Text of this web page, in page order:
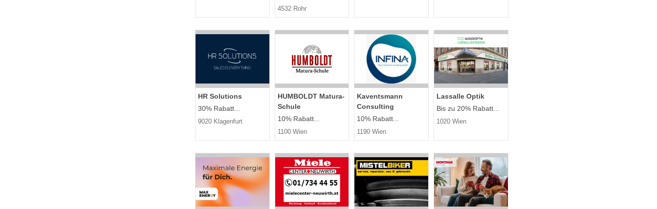
4532 Rohr
HR Solutions
30% Rabatt...
9020 Klagenfurt
HUMBOLDT Matura-
Schule
10% Rabatt...
1100 Wien
Kaventsmann
Consulting
10% Rabatt...
1190 Wien
Lassalle Optik
Bis zu 20% Rabatt...
1020 Wien